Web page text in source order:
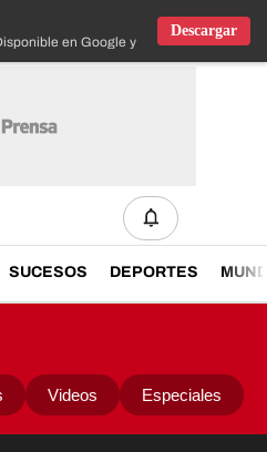
en Google y IOS
Descargar
SUCESOS DEPORTES
Videos Especiales